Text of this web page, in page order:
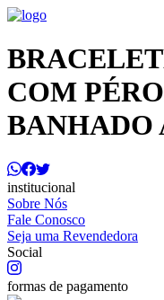
COM
BANHADO
institucional
Sobre Nós
Fale Conosco
Seja uma Revendedora
Social
formas de pagamento